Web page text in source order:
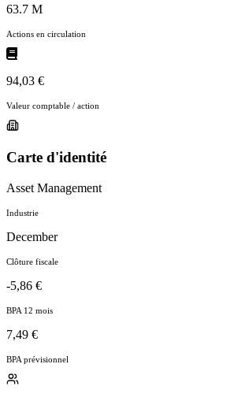
63.7 M
Actions en circulation
94,03 €
Valeur comptable / action
Carte d'identité
Asset Management
Industrie
December
Clôture fiscale
-5,86 €
BPA 12 mois
7,49 €
BPA prévisionnel